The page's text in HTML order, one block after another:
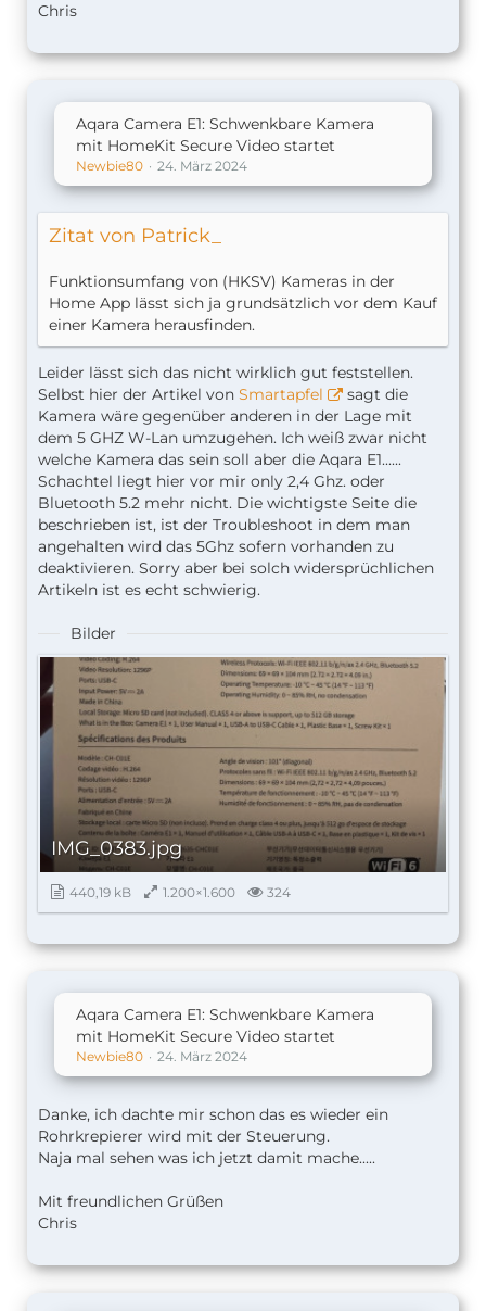
Chris
Aqara Camera E1: Schwenkbare Kamera
mit HomeKit Secure Video startet
Newbie80 24. März 2024
Zitat von Patrick_
Funktionsumfang von (HKSV) Kameras in der
Home App lässt sich ja grundsätzlich vor dem Kauf
einer Kamera herausfinden.
Leider lässt sich das nicht wirklich gut feststellen.
Selbst hier der Artikel von Smartapfel
sagt die
Kamera wäre gegenüber anderen in der Lage mit
dem 5 GHZ W-Lan umzugehen. Ich weiß zwar nicht
welche Kamera das sein soll aber die Aqara E1......
Schachtel liegt hier vor mir only 2,4 Ghz. oder
Bluetooth 5.2 mehr nicht. Die wichtigste Seite die
beschrieben ist, ist der Troubleshoot in dem man
angehalten wird das 5Ghz sofern vorhanden zu
deaktivieren. Sorry aber bei solch widersprüchlichen
Artikeln ist es echt schwierig.
Bilder
IMG_0383.jpg
440,19 kB 1.200×1.600 324
Aqara Camera E1: Schwenkbare Kamera
mit HomeKit Secure Video startet
Newbie80 24. März 2024
Danke, ich dachte mir schon das es wieder ein
Rohrkrepierer wird mit der Steuerung.
Naja mal sehen was ich jetzt damit mache.....
Mit freundlichen Grüßen
Chris